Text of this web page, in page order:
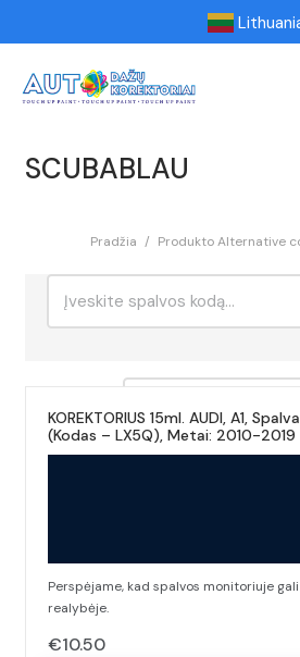
SCUBABLAU
Pradžia / Produkto Alternative
KOREKTORIUS 15ml. AUDI, A1,
(Kodas – LX5Q), Metai: 2010-2019
Perspėjame, kad spalvos monitoriuje
realybėje.
€10.50